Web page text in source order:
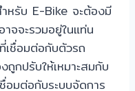
หรับ E-Bike จะต้องมี
จจะรวมอยู่ในแท่น
เชื่อมต่อกับตัวรถ
กปรับให้เหมาะสมกับ
อมต่อกับระบบจัดการ